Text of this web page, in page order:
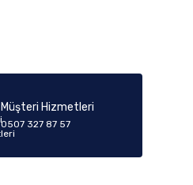
Müşteri Hizmetleri
0507 327 87 57